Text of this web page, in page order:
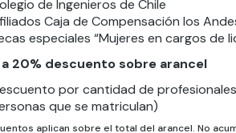
de Ingenieros de Chile
Caja de Compensación los
especiales “Mujeres en cargos de
a 20% descuento sobre arancel
por cantidad de
que se matriculan)
aplican sobre el total del arancel. No